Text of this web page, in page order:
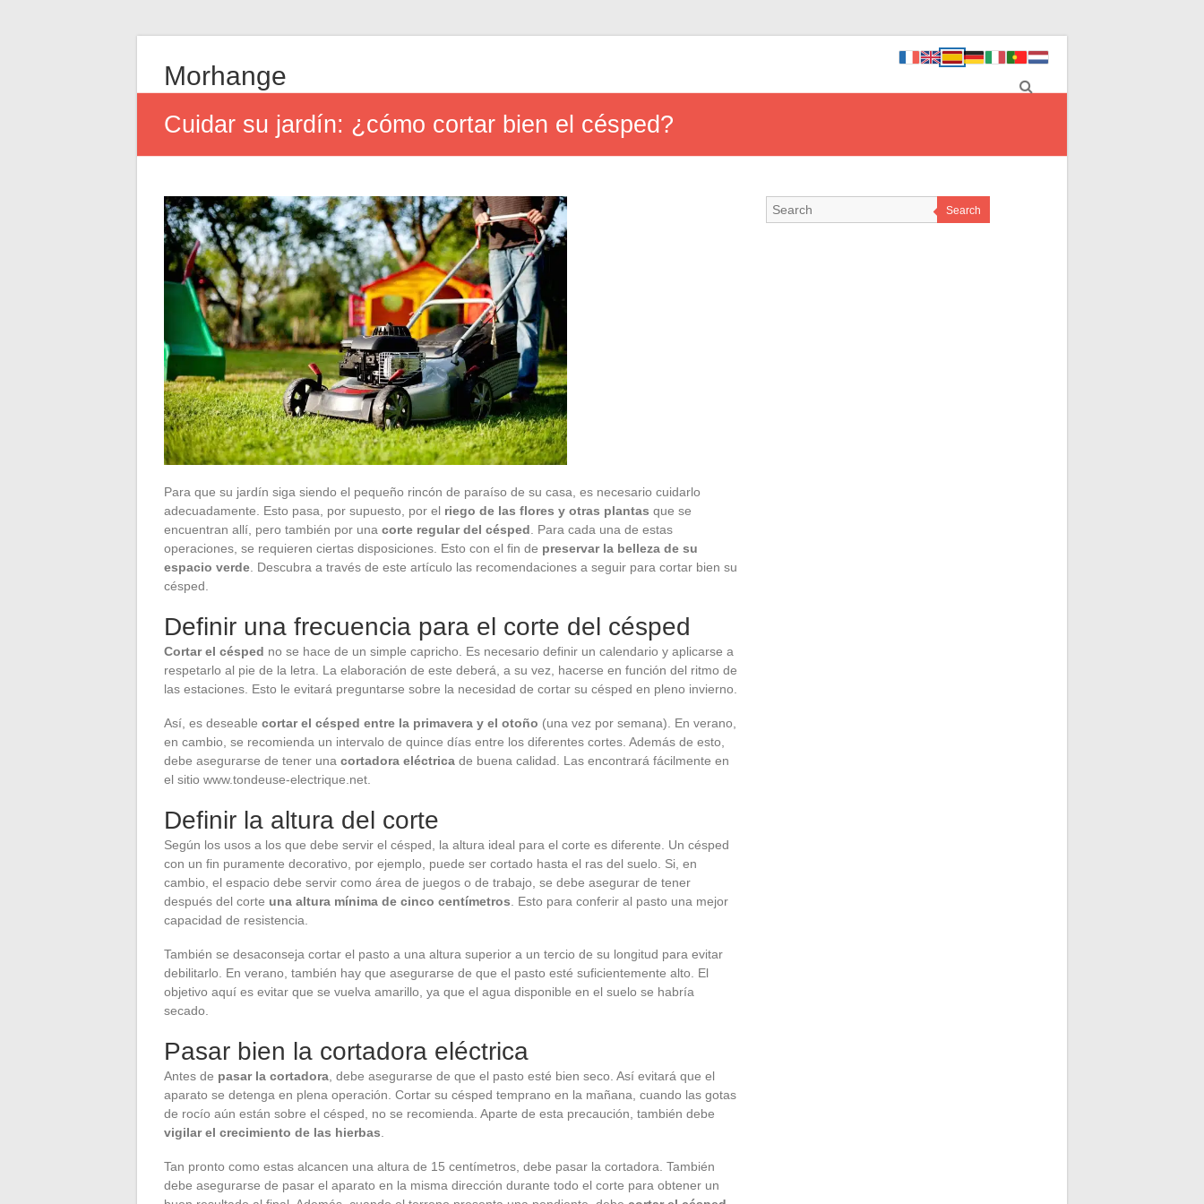
Morhange
Cuidar su jardín: ¿cómo cortar bien el césped?
Para que su jardín siga siendo el pequeño rincón de paraíso de su casa, es necesario cuidarlo
adecuadamente. Esto pasa, por supuesto, por el riego de las flores y otras plantas que se
encuentran allí, pero también por una corte regular del césped . Para cada una de estas
operaciones, se requieren ciertas disposiciones. Esto con el fin de preservar la belleza de su
espacio verde . Descubra a través de este artículo las recomendaciones a seguir para cortar bien su
césped.
Definir una frecuencia para el corte del césped
Cortar el césped no se hace de un simple capricho. Es necesario definir un calendario y aplicarse a
respetarlo al pie de la letra. La elaboración de este deberá, a su vez, hacerse en función del ritmo de
las estaciones. Esto le evitará preguntarse sobre la necesidad de cortar su césped en pleno invierno.
Así, es deseable cortar el césped entre la primavera y el otoño (una vez por semana). En verano,
en cambio, se recomienda un intervalo de quince días entre los diferentes cortes. Además de esto,
debe asegurarse de tener una cortadora eléctrica de buena calidad. Las encontrará fácilmente en
el sitio www.tondeuse-electrique.net.
Definir la altura del corte
Según los usos a los que debe servir el césped, la altura ideal para el corte es diferente. Un césped
con un fin puramente decorativo, por ejemplo, puede ser cortado hasta el ras del suelo. Si, en
cambio, el espacio debe servir como área de juegos o de trabajo, se debe asegurar de tener
después del corte una altura mínima de cinco centímetros . Esto para conferir al pasto una mejor
capacidad de resistencia.
También se desaconseja cortar el pasto a una altura superior a un tercio de su longitud para evitar
debilitarlo. En verano, también hay que asegurarse de que el pasto esté suficientemente alto. El
objetivo aquí es evitar que se vuelva amarillo, ya que el agua disponible en el suelo se habría
secado.
Pasar bien la cortadora eléctrica
Antes de pasar la cortadora , debe asegurarse de que el pasto esté bien seco. Así evitará que el
aparato se detenga en plena operación. Cortar su césped temprano en la mañana, cuando las gotas
de rocío aún están sobre el césped, no se recomienda. Aparte de esta precaución, también debe
vigilar el crecimiento de las hierbas
Tan pronto como estas alcancen una altura de 15 centímetros, debe pasar la cortadora. También
debe asegurarse de pasar el aparato en la misma dirección durante todo el corte para obtener un
Search